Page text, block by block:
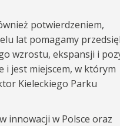
potwierdzeniem,
lat pomagamy
wzrostu, ekspansji i
i jest miejscem, w którym
Kieleckiego Parku
innowacji w Polsce oraz